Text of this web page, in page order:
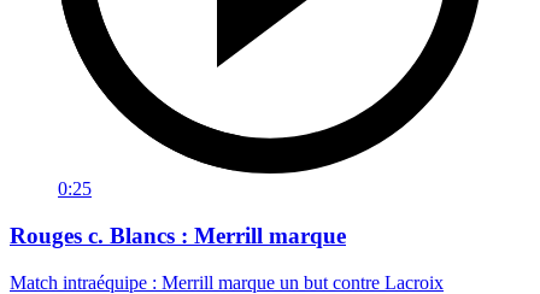
0:25
Rouges c. Blancs : Merrill marque
Match intraéquipe : Merrill marque un but contre Lacroix